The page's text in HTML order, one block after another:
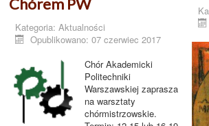
Chórem PW
Kategoria:Aktualności
Opublikowano: 07 czerwiec 2017
Chór Akademicki
Politechniki
Warszawskiej zaprasza
na warsztaty
chórmistrzowskie.